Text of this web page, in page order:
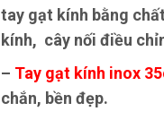
tay gạt kính bằng
kính, cây nối điều
– Tay gạt kính inox
chắn, bền đẹp.